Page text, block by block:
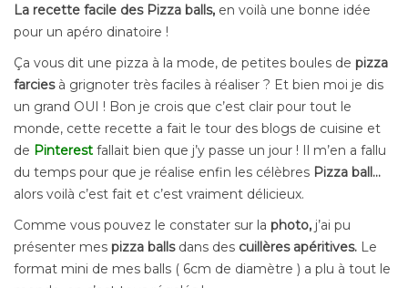
La recette facile des Pizza balls, en voilà une bonne idée
pour un apéro dinatoire !
Ça vous dit une pizza à la mode, de petites boules de pizza
farciesà grignoter très faciles à réaliser ? Et bien moi je dis
un grand OUI ! Bon je crois que c’est clair pour tout le
monde, cette recette a fait le tour des blogs de cuisine et
de Pinterest fallait bien que j’y passe un jour ! Il m’en a fallu
du temps pour que je réalise enfin les célèbres Pizza ball…
alors voilà c’est fait et c’est vraiment délicieux.
Comme vous pouvez le constater sur la photo, j’ai pu
présenter mes pizza ballsdans des cuillères apéritives. Le
format mini de mes balls ( 6cm de diamètre ) a plu à tout le